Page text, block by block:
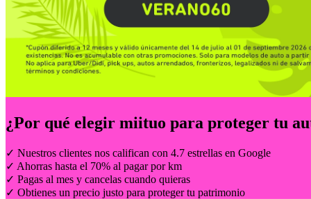
¿Por qué elegir miituo para proteger tu
✓ Nuestros clientes nos califican con 4.7 estrellas en Google
✓ Ahorras hasta el 70% al pagar por km
✓ Pagas al mes y cancelas cuando quieras
✓ Obtienes un precio justo para proteger tu patrimonio